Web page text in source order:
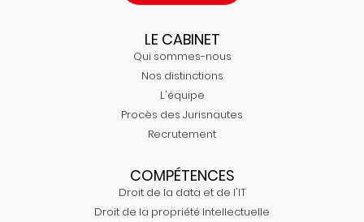
LE CABINET
Qui sommes-nous
Nos distinctions
L'équipe
Procès des Jurisnautes
Recrutement
COMPÉTENCES
Droit de la data et de l'IT
Droit de la propriété Intellectuelle